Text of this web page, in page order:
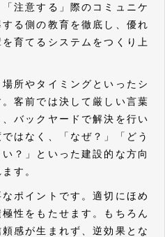
注意する」際のコミュニケ
る側の教育を徹底し、優れ
育てるシステムをつくり上
所やタイミングといったシ
客前では決して厳しい言葉
バックヤードで解決を行い
はなく、「なぜ？」「どう
？」といった建設的な方向
す。
ポイントです。適切にほめ
性をもたせます。もちろん
感が生まれず、逆効果とな